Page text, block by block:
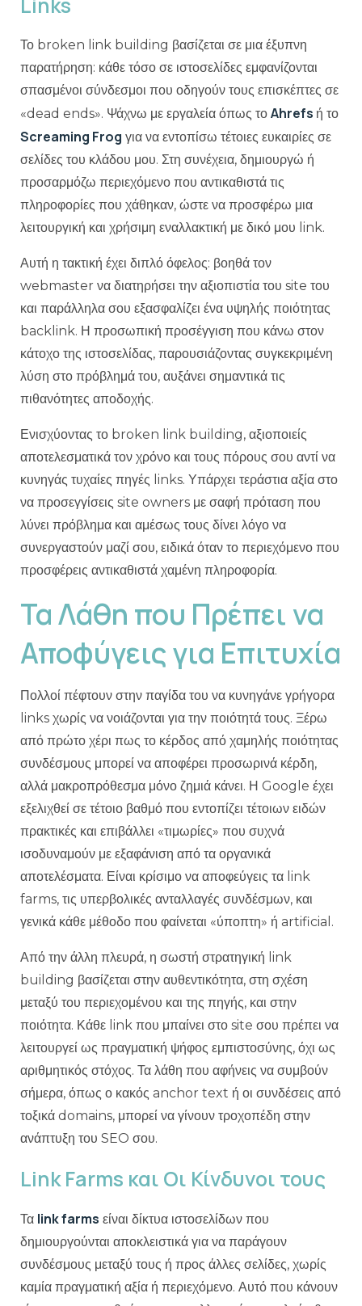
Το broken link building βασίζεται σε μια έξυπνη
παρατήρηση: κάθε τόσο σε ιστοσελίδες εμφανίζονται
σπασμένοι σύνδεσμοι που οδηγούν τους επισκέπτες σε
«dead ends». Ψάχνω με εργαλεία όπως το Ahrefs ή το
Screaming Frog για να εντοπίσω τέτοιες ευκαιρίες σε
σελίδες του κλάδου μου. Στη συνέχεια, δημιουργώ ή
προσαρμόζω περιεχόμενο που αντικαθιστά τις
πληροφορίες που χάθηκαν, ώστε να προσφέρω μια
λειτουργική και χρήσιμη εναλλακτική με δικό μου link.
Αυτή η τακτική έχει διπλό όφελος: βοηθά τον
webmaster να διατηρήσει την αξιοπιστία του site του
και παράλληλα σου εξασφαλίζει ένα υψηλής ποιότητας
backlink. Η προσωπική προσέγγιση που κάνω στον
κάτοχο της ιστοσελίδας, παρουσιάζοντας συγκεκριμένη
λύση στο πρόβλημά του, αυξάνει σημαντικά τις
πιθανότητες αποδοχής.
Ενισχύοντας το broken link building, αξιοποιείς
αποτελεσματικά τον χρόνο και τους πόρους σου αντί να
κυνηγάς τυχαίες πηγές links. Υπάρχει τεράστια αξία στο
να προσεγγίσεις site owners με σαφή πρόταση που
λύνει πρόβλημα και αμέσως τους δίνει λόγο να
συνεργαστούν μαζί σου, ειδικά όταν το περιεχόμενο που
προσφέρεις αντικαθιστά χαμένη πληροφορία.
Τα Λάθη που Πρέπει να
Αποφύγεις για Επιτυχία
Πολλοί πέφτουν στην παγίδα του να κυνηγάνε γρήγορα
links χωρίς να νοιάζονται για την ποιότητά τους. Ξέρω
από πρώτο χέρι πως το κέρδος από χαμηλής ποιότητας
συνδέσμους μπορεί να αποφέρει προσωρινά κέρδη,
αλλά μακροπρόθεσμα μόνο ζημιά κάνει. Η Google έχει
εξελιχθεί σε τέτοιο βαθμό που εντοπίζει τέτοιων ειδών
πρακτικές και επιβάλλει «τιμωρίες» που συχνά
ισοδυναμούν με εξαφάνιση από τα οργανικά
αποτελέσματα. Είναι κρίσιμο να αποφεύγεις τα link
farms, τις υπερβολικές ανταλλαγές συνδέσμων, και
γενικά κάθε μέθοδο που φαίνεται «ύποπτη» ή artificial.
Από την άλλη πλευρά, η σωστή στρατηγική link
building βασίζεται στην αυθεντικότητα, στη σχέση
μεταξύ του περιεχομένου και της πηγής, και στην
ποιότητα. Κάθε link που μπαίνει στο site σου πρέπει να
λειτουργεί ως πραγματική ψήφος εμπιστοσύνης, όχι ως
αριθμητικός στόχος. Τα λάθη που αφήνεις να συμβούν
σήμερα, όπως ο κακός anchor text ή οι συνδέσεις από
τοξικά domains, μπορεί να γίνουν τροχοπέδη στην
ανάπτυξη του SEO σου.
Link Farms και Οι Κίνδυνοι τους
Τα link farms είναι δίκτυα ιστοσελίδων που
δημιουργούνται αποκλειστικά για να παράγουν
συνδέσμους μεταξύ τους ή προς άλλες σελίδες, χωρίς
καμία πραγματική αξία ή περιεχόμενο. Αυτό που κάνουν